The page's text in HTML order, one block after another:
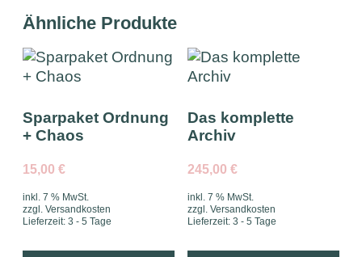
Ähnliche Produkte
Sparpaket Ordnung
+ Chaos
15,00€
inkl. 7 % MwSt.
zzgl.Versandkosten
Lieferzeit:3 - 5 Tage
Das komplette
Archiv
245,00 €
inkl. 7 % MwSt.
zzgl. Versandkosten
Lieferzeit: 3 - 5 Tage